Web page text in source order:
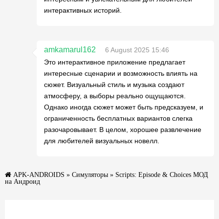
интерактивных историй.
amkamarul162
6 August 2025 15:46
Это интерактивное приложение предлагает
интересные сценарии и возможность влиять на
сюжет. Визуальный стиль и музыка создают
атмосферу, а выборы реально ощущаются.
Однако иногда сюжет может быть предсказуем, и
ограниченность бесплатных вариантов слегка
разочаровывает. В целом, хорошее развлечение
для любителей визуальных новелл.
APK-ANDROIDS » Симуляторы » Scripts: Episode & Choices МОД
на Андроид